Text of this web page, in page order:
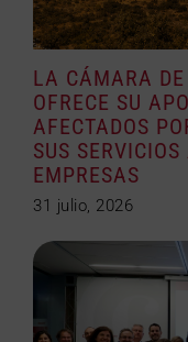
LA CÁMARA DE
OFRECE SU
AFECTADOS
SUS
EMPRESAS
31 julio, 2026